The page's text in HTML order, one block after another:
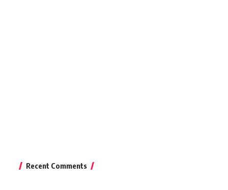
Recent Comments